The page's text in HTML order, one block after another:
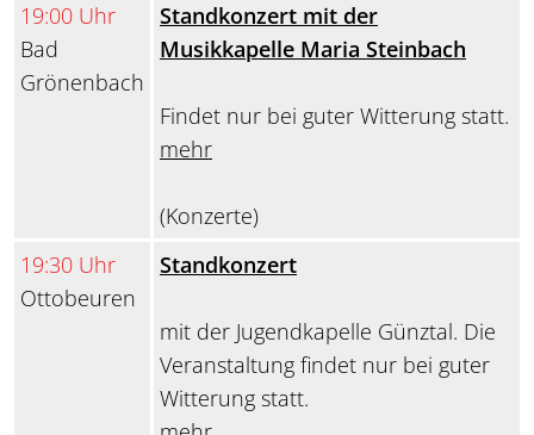
19:00 Uhr
Bad
Grönenbach
Standkonzert mit der
Musikkapelle Maria Steinbach
Findet nur bei guter Witterung statt.
mehr
(Konzerte)
19:30 Uhr
Ottobeuren
Standkonzert
mit der Jugendkapelle Günztal. Die
Veranstaltung findet nur bei guter
Witterung statt.